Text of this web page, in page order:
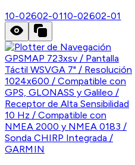
10-02602-0110-02602-01
GARMIN